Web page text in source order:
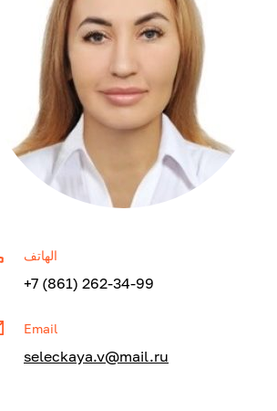
الهاتف
+7 (861) 262-34-99
Email
seleckaya.v@mail.ru